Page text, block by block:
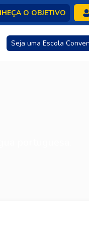
O OBJETIVO
Seja uma Escola